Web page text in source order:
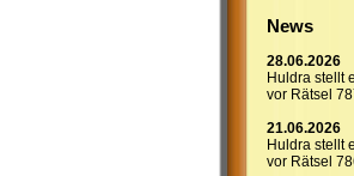
News
28.06.2026
Huldra stellt
vor Rätsel
21.06.2026
Huldra stellt
vor Rätsel